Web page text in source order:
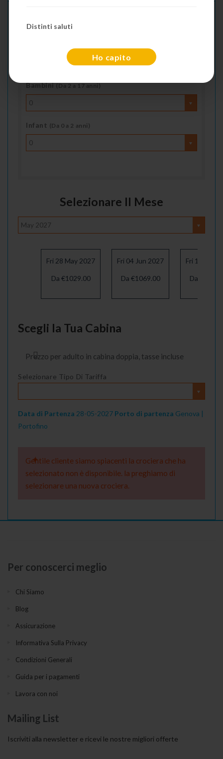
Indica il numero dei passeggeri
Bambini (Da 2 a 17 anni)
0
Infant (Da 0 a 2 anni)
0
Selezionare Il Mese
May 2027
Fri 28 May 2027
Da €1029.00
Fri 04 Jun 2027
Da €1069.00
Fri 11 Jun
Da
Scegli la Tua Cabina
Prezzo per adulto in cabina doppia, tasse incluse
Selezionare Tipo Di Tariffa
Data di Partenza 28-05-2027 Porto di partenza Genova |
Portofino
Gentile cliente siamo spiacenti la crociera che ha
selezionato non è disponibile. la preghiamo di
selezionare una nuova crociera.
Per conoscerci meglio
Chi Siamo
Blog
Assicurazione
Informativa Sulla Privacy
Condizioni Generali
Guida per i pagamenti
Lavora con noi
Mailing List
Iscriviti alla newsletter e ricevi le nostre migliori offerte
Distinti saluti
Ho capito